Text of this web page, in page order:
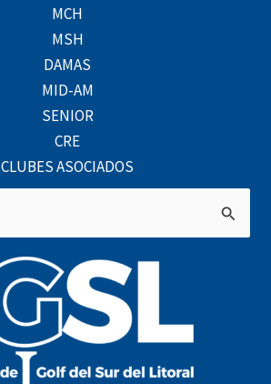
MCH
MSH
DAMAS
MID-AM
SENIOR
CRE
CLUBES ASOCIADOS